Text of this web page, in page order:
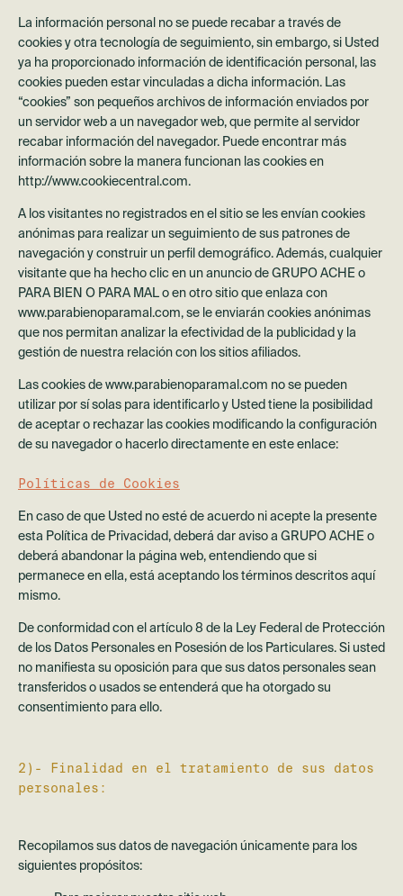
La información personal no se puede recabar a través de
cookies y otra tecnología de seguimiento, sin embargo, si Usted
ya ha proporcionado información de identificación personal, las
cookies pueden estar vinculadas a dicha información. Las
“cookies” son pequeños archivos de información enviados por
un servidor web a un navegador web, que permite al servidor
recabar información del navegador. Puede encontrar más
información sobre la manera funcionan las cookies en
http://www.cookiecentral.com.
A los visitantes no registrados en el sitio se les envían cookies
anónimas para realizar un seguimiento de sus patrones de
navegación y construir un perfil demográfico. Además, cualquier
visitante que ha hecho clic en un anuncio de GRUPO ACHE o
PARA BIEN O PARA MAL o en otro sitio que enlaza con
www.parabienoparamal.com, se le enviarán cookies anónimas
que nos permitan analizar la efectividad de la publicidad y la
gestión de nuestra relación con los sitios afiliados.
Las cookies de www.parabienoparamal.com no se pueden
utilizar por sí solas para identificarlo y Usted tiene la posibilidad
de aceptar o rechazar las cookies modificando la configuración
de su navegador o hacerlo directamente en este enlace:
Políticas de Cookies
En caso de que Usted no esté de acuerdo ni acepte la presente
esta Política de Privacidad, deberá dar aviso a GRUPO ACHE o
deberá abandonar la página web, entendiendo que si
permanece en ella, está aceptando los términos descritos aquí
mismo.
De conformidad con el artículo 8 de la Ley Federal de Protección
de los Datos Personales en Posesión de los Particulares. Si usted
no manifiesta su oposición para que sus datos personales sean
transferidos o usados se entenderá que ha otorgado su
consentimiento para ello.
2)- Finalidad en el tratamiento de sus datos
personales:
Recopilamos sus datos de navegación únicamente para los
siguientes propósitos: